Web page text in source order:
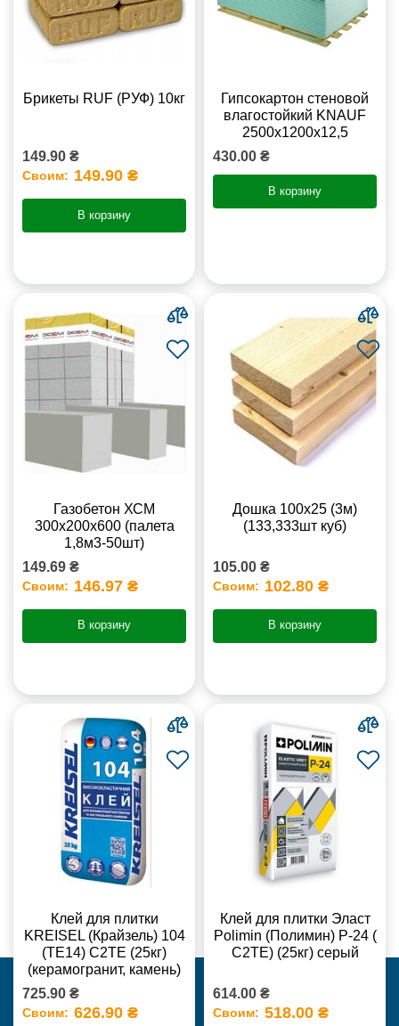
Брикеты RUF (РУФ) 10кг
149.90 ₴
Своим: 149.90 ₴
В корзину
Гипсокартон стеновой
влагостойкий KNAUF
2500х1200х12,5
430.00 ₴
В корзину
Газобетон ХСМ
300x200x600 (палета
1,8м3-50шт)
149.69 ₴
Своим: 146.97 ₴
В корзину
Дошка 100х25 (3м)
(133,333шт куб)
105.00 ₴
Своим: 102.80 ₴
В корзину
Клей для плитки
KREISEL (Крайзель) 104
(ТЕ14) С2TE (25кг)
(керамогранит, камень)
725.90 ₴
Своим: 626.90 ₴
Клей для плитки Эласт
Polimin (Полимин) Р-24 (
С2ТЕ) (25кг) серый
614.00 ₴
Своим: 518.00 ₴